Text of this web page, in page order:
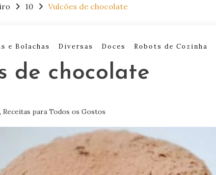
10 Vulcões de chocolate
e Bolachas Diversas Doces Robots de Cozinha
de chocolate
Receitas para Todos os Gostos